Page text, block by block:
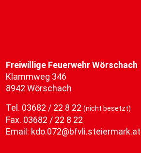
Freiwillige Feuerwehr Wörschach
Klammweg 346
8942 Wörschach
Tel. 03682 / 22 8 22 (nicht besetzt)
Fax. 03682 / 22 8 22
Email: kdo.072@bfvli.steiermark.at